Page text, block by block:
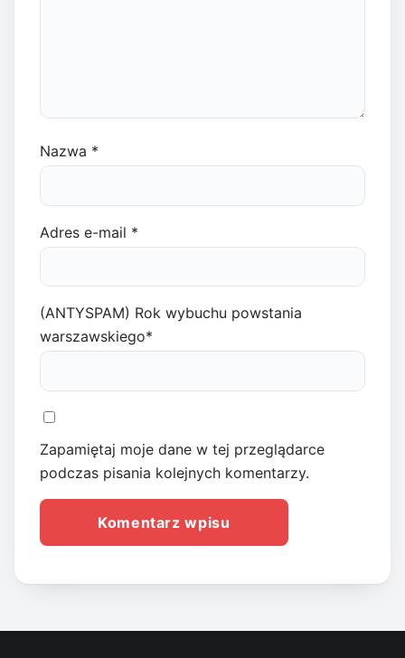
Nazwa *
Adres e-mail *
(ANTYSPAM) Rok wybuchu powstania
warszawskiego*
Zapamiętaj moje dane w tej przeglądarce
podczas pisania kolejnych komentarzy.